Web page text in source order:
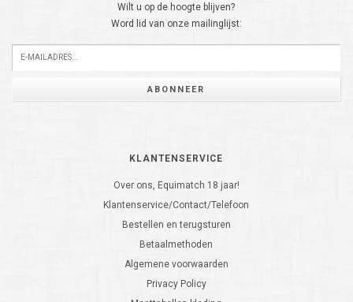
Wilt u op de hoogte blijven?
Word lid van onze mailinglijst:
ABONNEER
KLANTENSERVICE
Over ons, Equimatch 18 jaar!
Klantenservice/Contact/Telefoon
Bestellen en terugsturen
Betaalmethoden
Algemene voorwaarden
Privacy Policy